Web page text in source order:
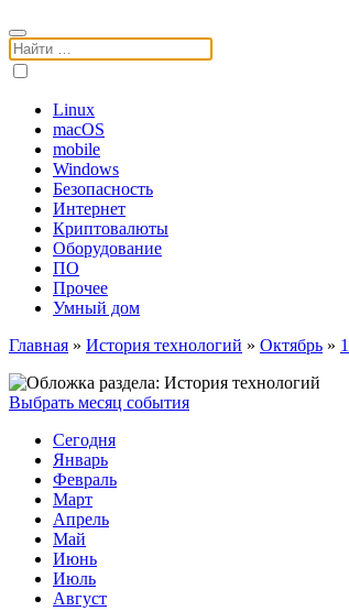
Поиск:
Linux
macOS
mobile
Windows
Безопасность
Интернет
Криптовалюты
Оборудование
ПО
Прочее
Умный дом
Главная » История технологий » Октябрь »
Выбрать месяц события
Сегодня
Январь
Февраль
Март
Апрель
Май
Июнь
Июль
Август